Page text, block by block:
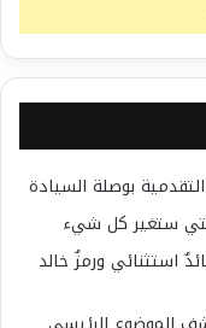
بوصلة السيادة
ستغير كل شيء
محمد في عامه الـ101… قائدٌ استثنائي ورمزٌ خالد